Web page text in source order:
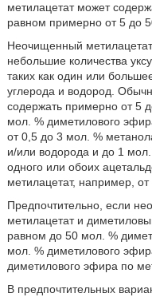
метилацетат может
равном примерно от 5 до
Неочищенный
небольшие количества
таких как один или
углерода и водород.
содержать примерно от 5
мол. % диметилового
от 0,5 до 3 мол. %
и/или водорода и до 1
одного или обоих
метилацетат, например,
Предпочтительно, если
метилацетат и
равном до 50 мол. %
мол. % диметилового
диметилового эфира по
В предпочтительных